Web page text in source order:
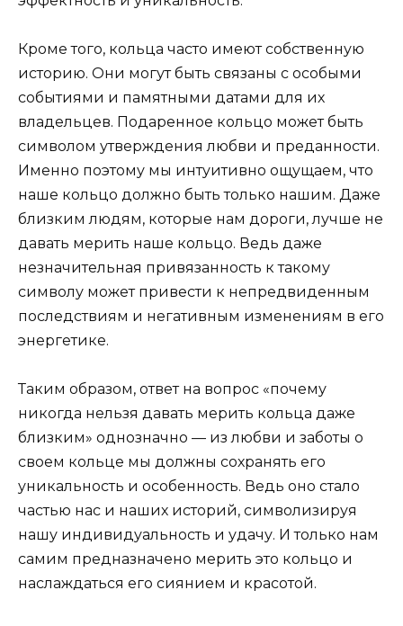
Кроме того, кольца часто имеют собственную
историю. Они могут быть связаны с особыми
событиями и памятными датами для их
владельцев. Подаренное кольцо может быть
символом утверждения любви и преданности.
Именно поэтому мы интуитивно ощущаем, что
наше кольцо должно быть только нашим. Даже
близким людям, которые нам дороги, лучше не
давать мерить наше кольцо. Ведь даже
незначительная привязанность к такому
символу может привести к непредвиденным
последствиям и негативным изменениям в его
энергетике.
Таким образом, ответ на вопрос «почему
никогда нельзя давать мерить кольца даже
близким» однозначно — из любви и заботы о
своем кольце мы должны сохранять его
уникальность и особенность. Ведь оно стало
частью нас и наших историй, символизируя
нашу индивидуальность и удачу. И только нам
самим предназначено мерить это кольцо и
наслаждаться его сиянием и красотой.